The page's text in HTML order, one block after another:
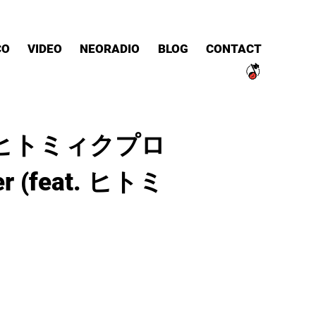
VIDEO NEORADIO BLOG CONTACT
トミィクプロ
(feat. ヒトミ